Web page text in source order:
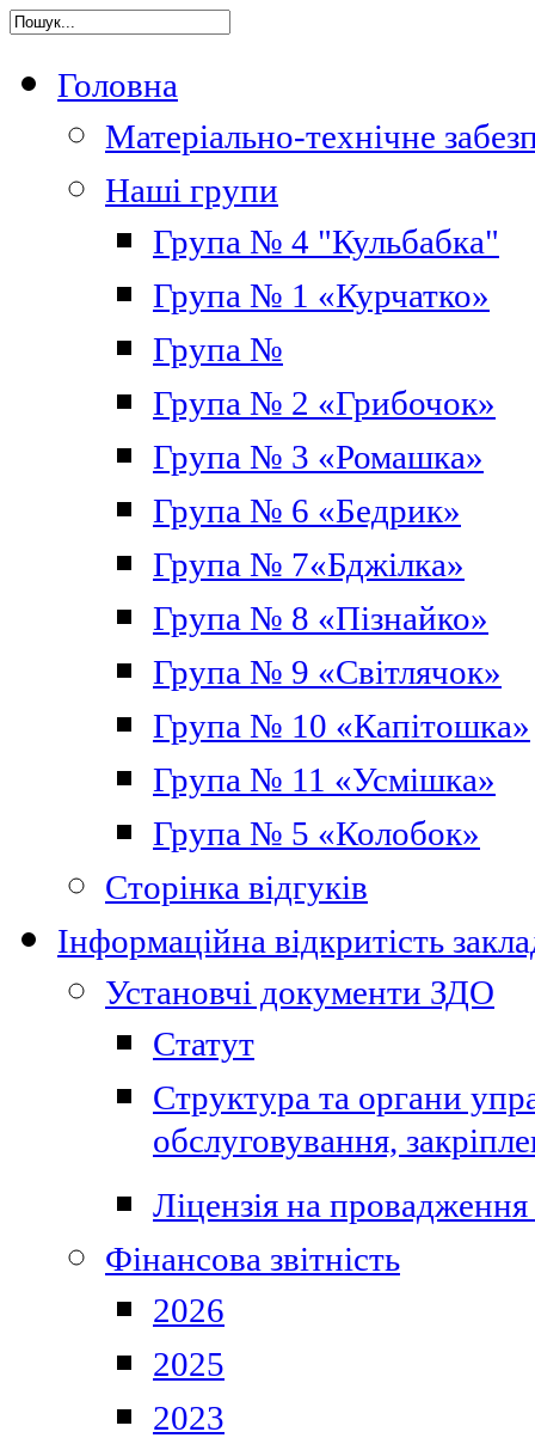
Головна
Матеріально-технічне
Наші групи
Група № 4 "Кульбабка"
Група № 1 «Курчатко»
Група №
Група № 2 «Грибочок»
Група № 3 «Ромашка»
Група № 6 «Бедрик»
Група № 7«Бджілка»
Група № 8 «Пізнайко»
Група № 9 «Світлячок»
Група № 10 «Капітошка»
Група № 11 «Усмішка»
Група № 5 «Колобок»
Сторінка відгуків
Інформаційна відкритість
Установчі документи ЗДО
Статут
Структура та органи
обслуговування,
Ліцензія на провадження
Фінансова звітність
2026
2025
2023